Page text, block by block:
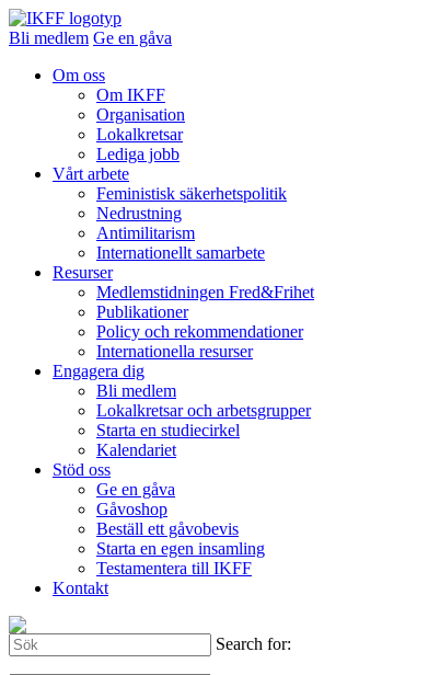
Bli medlem Ge en gåva
Om oss
Om IKFF
Organisation
Lokalkretsar
Lediga jobb
Vårt arbete
Feministisk säkerhetspolitik
Nedrustning
Antimilitarism
Internationellt samarbete
Resurser
Medlemstidningen Fred&Frihet
Publikationer
Policy och rekommendationer
Internationella resurser
Engagera dig
Bli medlem
Lokalkretsar och arbetsgrupper
Starta en studiecirkel
Kalendariet
Stöd oss
Ge en gåva
Gåvoshop
Beställ ett gåvobevis
Starta en egen insamling
Testamentera till IKFF
Kontakt
Search for: